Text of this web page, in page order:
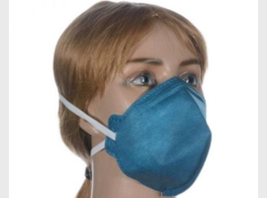
Ferramentas
Máquinas
Iluminação
Construção